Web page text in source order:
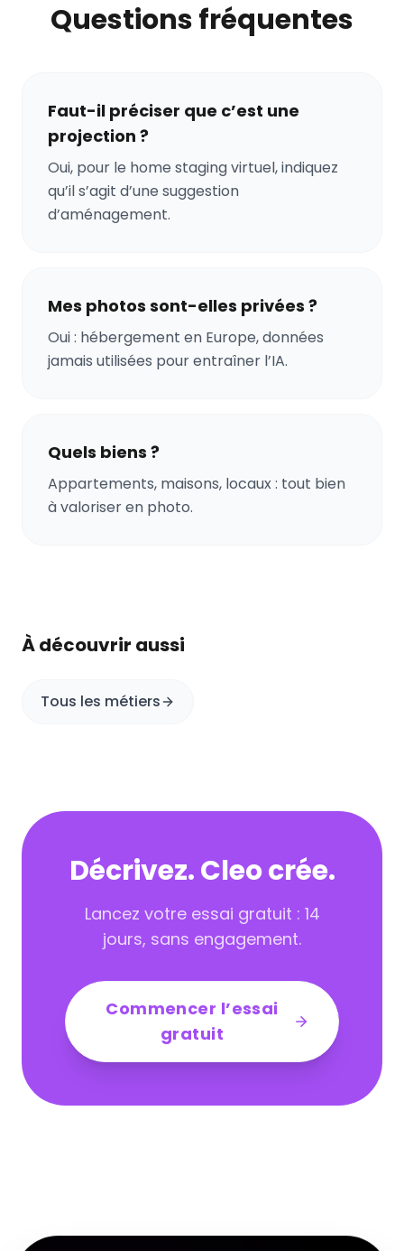
Questions fréquentes
Faut-il préciser que c’est une
projection ?
Oui, pour le home staging virtuel, indiquez
qu’il s’agit d’une suggestion
d’aménagement.
Mes photos sont-elles privées ?
Oui : hébergement en Europe, données
jamais utilisées pour entraîner l’IA.
Quels biens ?
Appartements, maisons, locaux : tout bien
à valoriser en photo.
À découvrir aussi
Tous les métiers
Décrivez. Cleo crée.
Lancez votre essai gratuit : 14
jours, sans engagement.
Commencer l’essai
gratuit